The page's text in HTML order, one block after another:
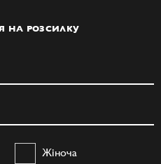
НА РОЗСИЛКУ
Жіноча